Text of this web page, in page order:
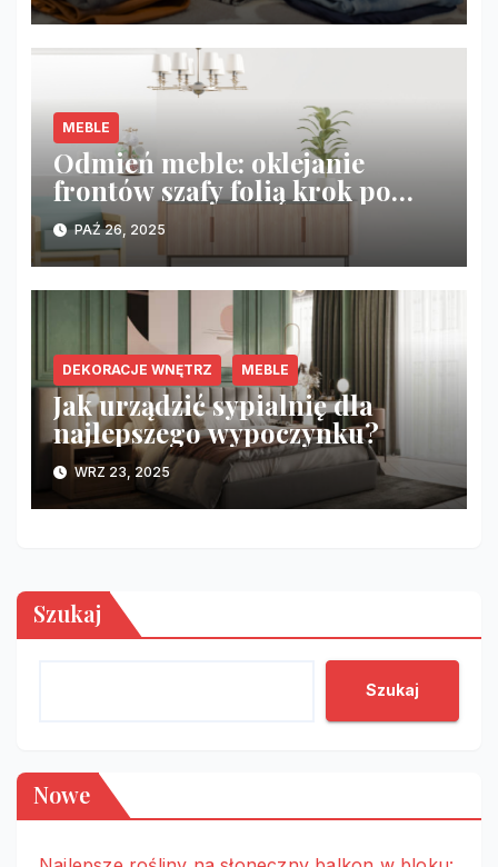
MEBLE
Odmień meble: oklejanie
frontów szafy folią krok po
kroku
PAŹ 26, 2025
DEKORACJE WNĘTRZ MEBLE
Jak urządzić sypialnię dla
najlepszego wypoczynku?
WRZ 23, 2025
Szukaj
Szukaj
Nowe